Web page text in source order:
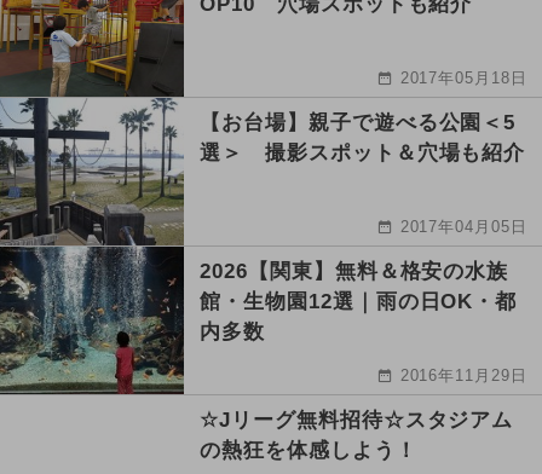
2017年05月18日
【お台場】親子で遊べる公園＜5
選＞ 撮影スポット＆穴場も紹介
2017年04月05日
2026【関東】無料＆格安の水族
館・生物園12選｜雨の日OK・都
内多数
2016年11月29日
☆Jリーグ無料招待☆スタジアム
の熱狂を体感しよう！